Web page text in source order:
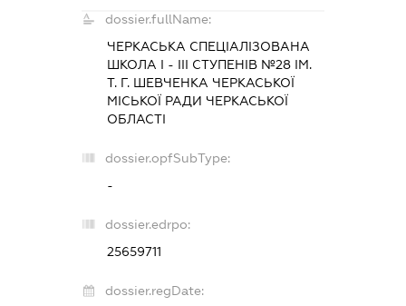
dossier.fullName:
ЧЕРКАСЬКА СПЕЦІАЛІЗОВАНА
ШКОЛА І - ІІІ СТУПЕНІВ №28 ІМ.
Т. Г. ШЕВЧЕНКА ЧЕРКАСЬКОЇ
МІСЬКОЇ РАДИ ЧЕРКАСЬКОЇ
ОБЛАСТІ
dossier.opfSubType:
-
dossier.edrpo:
25659711
dossier.regDate: